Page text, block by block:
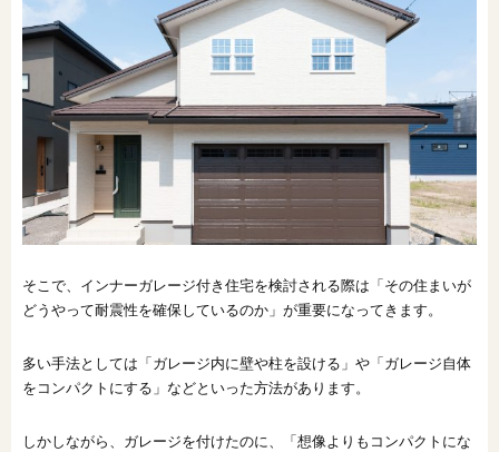
そこで、インナーガレージ付き住宅を検討される際は「その住まいが
どうやって耐震性を確保しているのか」が重要になってきます。
多い手法としては「ガレージ内に壁や柱を設ける」や「ガレージ自体
をコンパクトにする」などといった方法があります。
しかしながら、ガレージを付けたのに、「想像よりもコンパクトにな